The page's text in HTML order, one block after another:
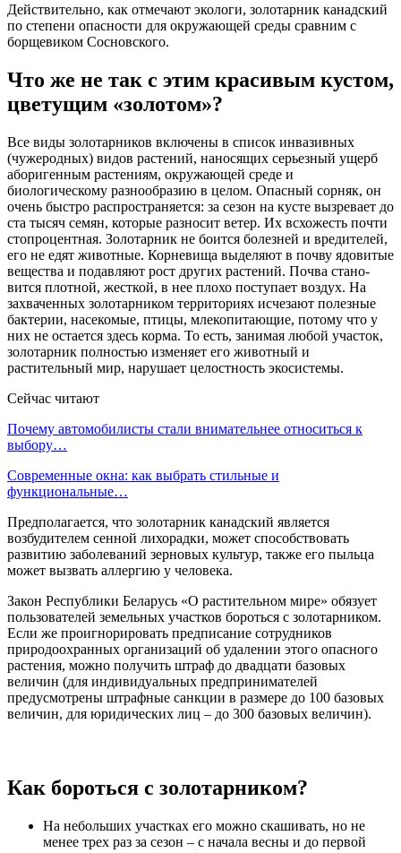
Действительно, как отмечают эко­логи, золотарник канадский
по сте­пени опасности для окружающей среды сравним с
борщевиком Со­сновского.
Что же не так с этим красивым ку­стом,
цветущим «золотом»?
Все виды золотарников включены в список инвазивных
(чужеродных) видов растений, наносящих серьез­ный ущерб
аборигенным растениям, окружающей среде и
биологическому разнообразию в целом. Опасный сор­няк, он
очень быстро распространя­ется: за сезон на кусте вызревает до
ста тысяч семян, которые разносит ветер. Их всхожесть почти
стопро­центная. Золотарник не боится бо­лезней и вредителей,
его не едят жи­вотные. Корневища выделяют в по­чву ядовитые
вещества и подавляют рост других растений. Почва стано­
вится плотной, жесткой, в нее пло­хо поступает воздух. На
захваченных золотарником территориях исчезают полезные
бактерии, насекомые, пти­цы, млекопитающие, потому что у
них не остается здесь корма. То есть, занимая любой участок,
золотарник полностью изменяет его животный и
растительный мир, нарушает целост­ность экосистемы.
Сейчас читают
Почему автомобилисты стали внимательнее относиться к
выбору…
Современные окна: как выбрать стильные и
функциональные…
Предполагается, что золотарник канадский является
возбудителем сенной лихорадки, может способ­ствовать
развитию заболеваний зер­новых культур, также его пыльца
мо­жет вызвать аллергию у человека.
Закон Республики Беларусь «О рас­тительном мире» обязует
пользова­телей земельных участков бороться с золотар­ником.
Ес­ли же проигнорировать предписание сотрудников
природоохранных орга­низаций об удалении этого опасно­го
растения, можно получить штраф до двадцати базовых
величин (для индивидуальных предпринимателей
предусмотрены штрафные санкции в размере до 100 базовых
величин, для юридических лиц – до 300 базовых величин).
Как бороть­ся с зо­лотарни­ком?
На неболь­ших участках его можно скашивать, но не
менее трех раз за сезон – с начала весны и до первой